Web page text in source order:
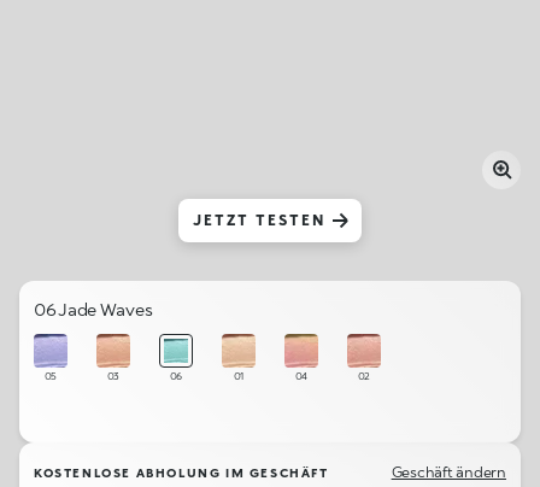
JETZT TESTEN
06 Jade Waves
05 03 06 01 04 02
KOSTENLOSE ABHOLUNG IM GESCHÄFT
Geschäft ändern